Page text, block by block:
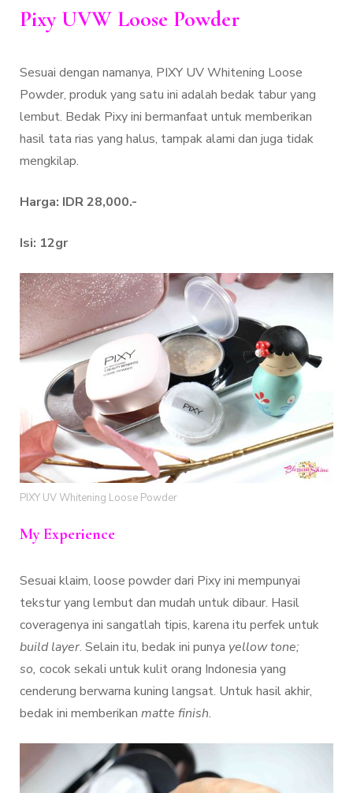
Pixy UVW Loose Powder
Sesuai dengan namanya, PIXY UV Whitening Loose
Powder, produk yang satu ini adalah bedak tabur yang
lembut. Bedak Pixy ini bermanfaat untuk memberikan
hasil tata rias yang halus, tampak alami dan juga tidak
mengkilap.
Harga: IDR 28,000.-
Isi: 12gr
PIXY UV Whitening Loose Powder
My Experience
Sesuai klaim, loose powder dari Pixy ini mempunyai
tekstur yang lembut dan mudah untuk dibaur. Hasil
coveragenya ini sangatlah tipis, karena itu perfek untuk
build layer. Selain itu, bedak ini punya yellow tone;
so, cocok sekali untuk kulit orang Indonesia yang
cenderung berwarna kuning langsat. Untuk hasil akhir,
bedak ini memberikan matte finish.